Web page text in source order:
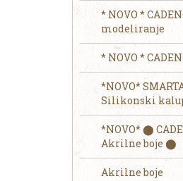
* NOVO *
modeliranje
* NOVO *
*NOVO*
Silikonski
*NOVO* ⬤
Akrilne boje ⬤
Akrilne boje